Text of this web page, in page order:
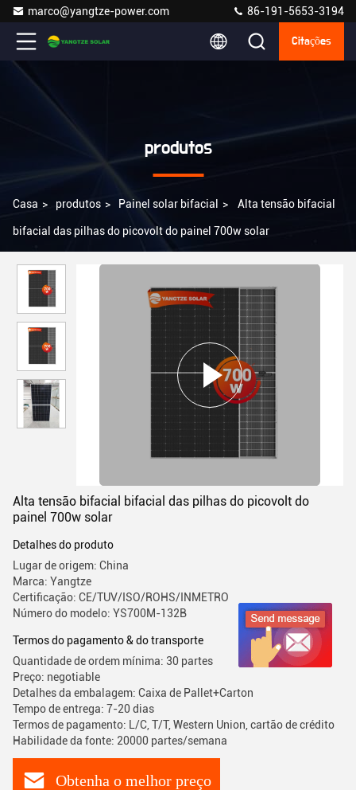
marco@yangtze-power.com 86-191-5653-3194
Citações
produtos
Casa > produtos > Painel solar bifacial > Alta tensão bifacial
bifacial das pilhas do picovolt do painel 700w solar
Alta tensão bifacial bifacial das pilhas do picovolt do
painel 700w solar
Detalhes do produto
Lugar de origem: China
Marca: Yangtze
Certificação: CE/TUV/ISO/ROHS/INMETRO
Número do modelo: YS700M-132B
Termos do pagamento & do transporte
Quantidade de ordem mínima: 30 partes
Preço: negotiable
Detalhes da embalagem: Caixa de Pallet+Carton
Tempo de entrega: 7-20 dias
Termos de pagamento: L/C, T/T, Western Union, cartão de crédito
Habilidade da fonte: 20000 partes/semana
Obtenha o melhor preço